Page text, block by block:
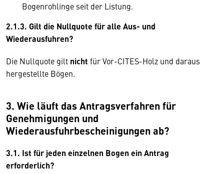
Bogenrohlinge seit der Listung.
2.1.3. Gilt die Nullquote für alle Aus- und
Wiederausfuhren?
Die Nullquote gilt nicht für Vor-CITES-Holz und daraus
hergestellte Bögen.
3. Wie läuft das Antragsverfahren für
Genehmigungen und
Wiederausfuhrbescheinigungen ab?
3.1. Ist für jeden einzelnen Bogen ein Antrag
erforderlich?